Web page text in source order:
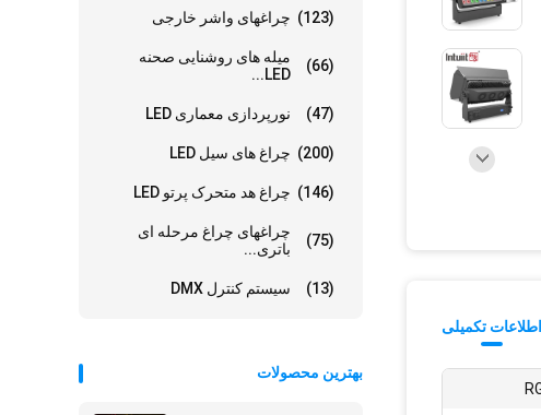
چراغهای واشر خارجی (123)
میله های روشنایی صحنه
LED...
(66)
نورپردازی معماری LED (47)
چراغ های سیل LED (200)
چراغ هد متحرک پرتو LED (146)
چراغهای چراغ مرحله ای
باتری...
(75)
سیستم کنترل DMX (13)
بهترین محصولات
اطلاعات تکمیلی